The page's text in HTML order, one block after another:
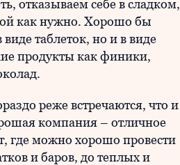
отказываем себе в сладком,
ой как нужно. Хорошо бы
таблеток, но и в виде
продукты как финики,
реже встречаются, что и
компания – отличное
где можно хорошо провести
и баров, до теплых и